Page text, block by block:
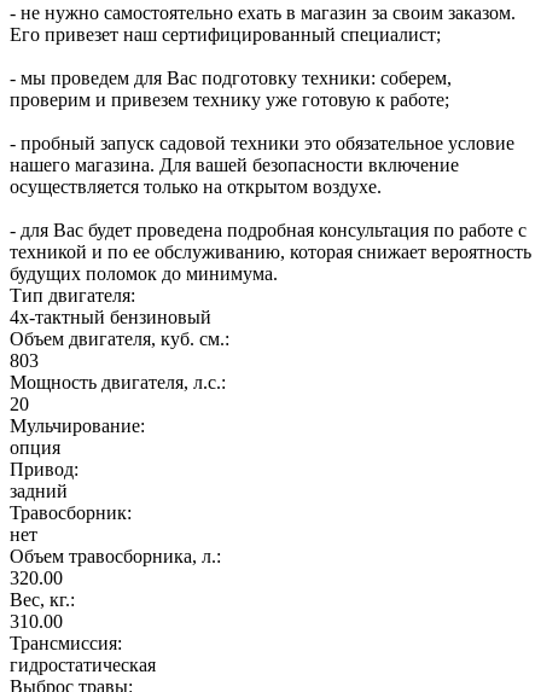
- не нужно самостоятельно ехать в магазин за своим заказом.
Его привезет наш сертифицированный специалист;
- мы проведем для Вас подготовку техники: соберем,
проверим и привезем технику уже готовую к работе;
- пробный запуск садовой техники это обязательное условие
нашего магазина. Для вашей безопасности включение
осуществляется только на открытом воздухе.
- для Вас будет проведена подробная консультация по работе с
техникой и по ее обслуживанию, которая снижает вероятность
будущих поломок до минимума.
Тип двигателя:
4х-тактный бензиновый
Объем двигателя, куб. см.:
803
Мощность двигателя, л.с.:
20
Мульчирование:
опция
Привод:
задний
Травосборник:
нет
Объем травосборника, л.:
320.00
Вес, кг.:
310.00
Трансмиссия:
гидростатическая
Выброс травы: